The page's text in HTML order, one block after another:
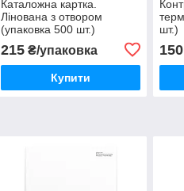
Каталожна картка.
Лінована з отвором
(упаковка 500 шт.)
215₴/упаковка
Купити
шт.)
150